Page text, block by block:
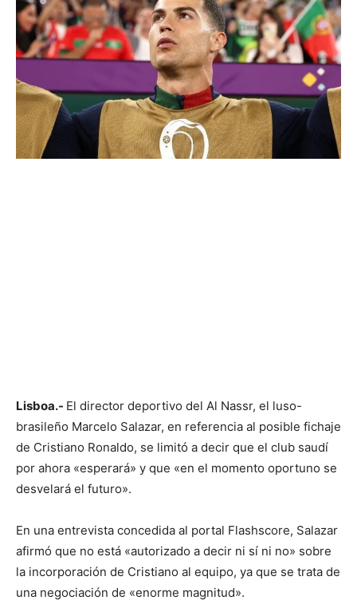
Lisboa.- El director deportivo del Al Nassr, el luso-
brasileño Marcelo Salazar, en referencia al posible fichaje
de Cristiano Ronaldo, se limitó a decir que el club saudí
por ahora «esperará» y que «en el momento oportuno se
desvelará el futuro».
En una entrevista concedida al portal Flashscore, Salazar
afirmó que no está «autorizado a decir ni sí ni no» sobre
la incorporación de Cristiano al equipo, ya que se trata de
una negociación de «enorme magnitud».